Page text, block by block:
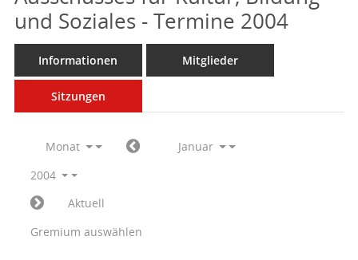
und Soziales - Termine 2004
Informationen Mitglieder
Sitzungen
Monat
Januar
2004
Aktuell
Gremium auswählen